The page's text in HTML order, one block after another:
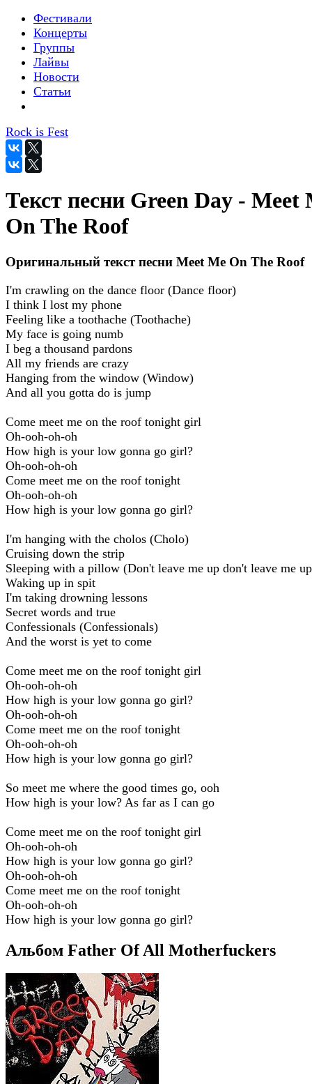
Фестивали
Концерты
Группы
Лайвы
Новости
Статьи
Rock is Fest
Текст песни Green Day - Meet
On The Roof
Оригинальный текст песни Meet Me On The Roof
I'm crawling on the dance floor (Dance floor)
I think I lost my phone
Feeling like a toothache (Toothache)
My face is going numb
I beg a thousand pardons
All my friends are crazy
Hanging from the window (Window)
And all you gotta do is jump
Come meet me on the roof tonight girl
Oh-ooh-oh-oh
How high is your low gonna go girl?
Oh-ooh-oh-oh
Come meet me on the roof tonight
Oh-ooh-oh-oh
How high is your low gonna go girl?
I'm hanging with the cholos (Cholo)
Cruising down the strip
Sleeping with a pillow (Don't leave me up don't leave me
Waking up in spit
I'm taking drowning lessons
Secret words and true
Confessionals (Confessionals)
And the worst is yet to come
Come meet me on the roof tonight girl
Oh-ooh-oh-oh
How high is your low gonna go girl?
Oh-ooh-oh-oh
Come meet me on the roof tonight
Oh-ooh-oh-oh
How high is your low gonna go girl?
So meet me where the good times go, ooh
How high is your low? As far as I can go
Come meet me on the roof tonight girl
Oh-ooh-oh-oh
How high is your low gonna go girl?
Oh-ooh-oh-oh
Come meet me on the roof tonight
Oh-ooh-oh-oh
How high is your low gonna go girl?
Альбом Father Of All Motherfuckers